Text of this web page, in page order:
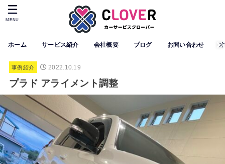
ホーム サービス紹介 会社概要 ブログ お問い合わせ
MENU
事例紹介 2022.10.19
プラド アライメント調整